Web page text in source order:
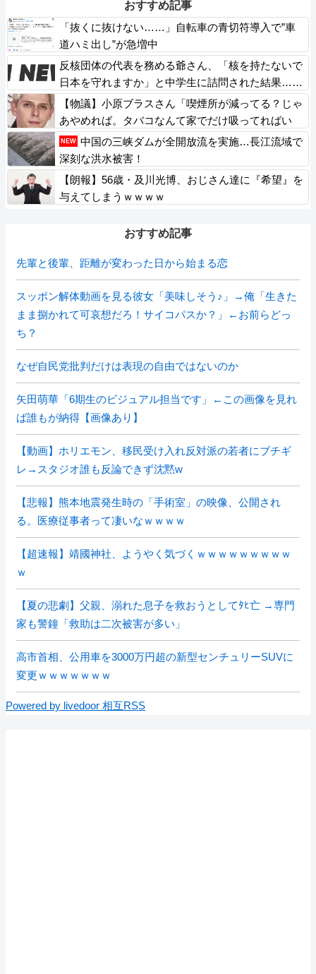
おすすめ記事
「抜くに抜けない……」自転車の青切符導入で”車
道ハミ出し”が急増中
反核団体の代表を務める爺さん、「核を持たないで
日本を守れますか」と中学生に詰問された結果……
【物議】小原ブラスさん「喫煙所が減ってる？じゃ
あやめれば。タバコなんて家でだけ吸ってればい
い」
NEW 中国の三峡ダムが全開放流を実施…長江流域で
深刻な洪水被害！
【朗報】56歳・及川光博、おじさん達に『希望』を
与えてしまうｗｗｗｗ
おすすめ記事
先輩と後輩、距離が変わった日から始まる恋
スッポン解体動画を見る彼女「美味しそう♪」→俺「生きた
まま捌かれて可哀想だろ！サイコパスか？」←お前らどっ
ち？
なぜ自民党批判だけは表現の自由ではないのか
矢田萌華「6期生のビジュアル担当です」←この画像を見れ
ば誰もが納得【画像あり】
【動画】ホリエモン、移民受け入れ反対派の若者にブチギ
レ→スタジオ誰も反論できず沈黙w
【悲報】熊本地震発生時の「手術室」の映像、公開され
る。医療従事者って凄いなｗｗｗｗ
【超速報】靖國神社、ようやく気づくｗｗｗｗｗｗｗｗｗ
ｗ
【夏の悲劇】父親、溺れた息子を救おうとしてﾀﾋ亡 →専門
家も警鐘「救助は二次被害が多い」
高市首相、公用車を3000万円超の新型センチュリーSUVに
変更ｗｗｗｗｗｗｗ
Powered by livedoor 相互RSS